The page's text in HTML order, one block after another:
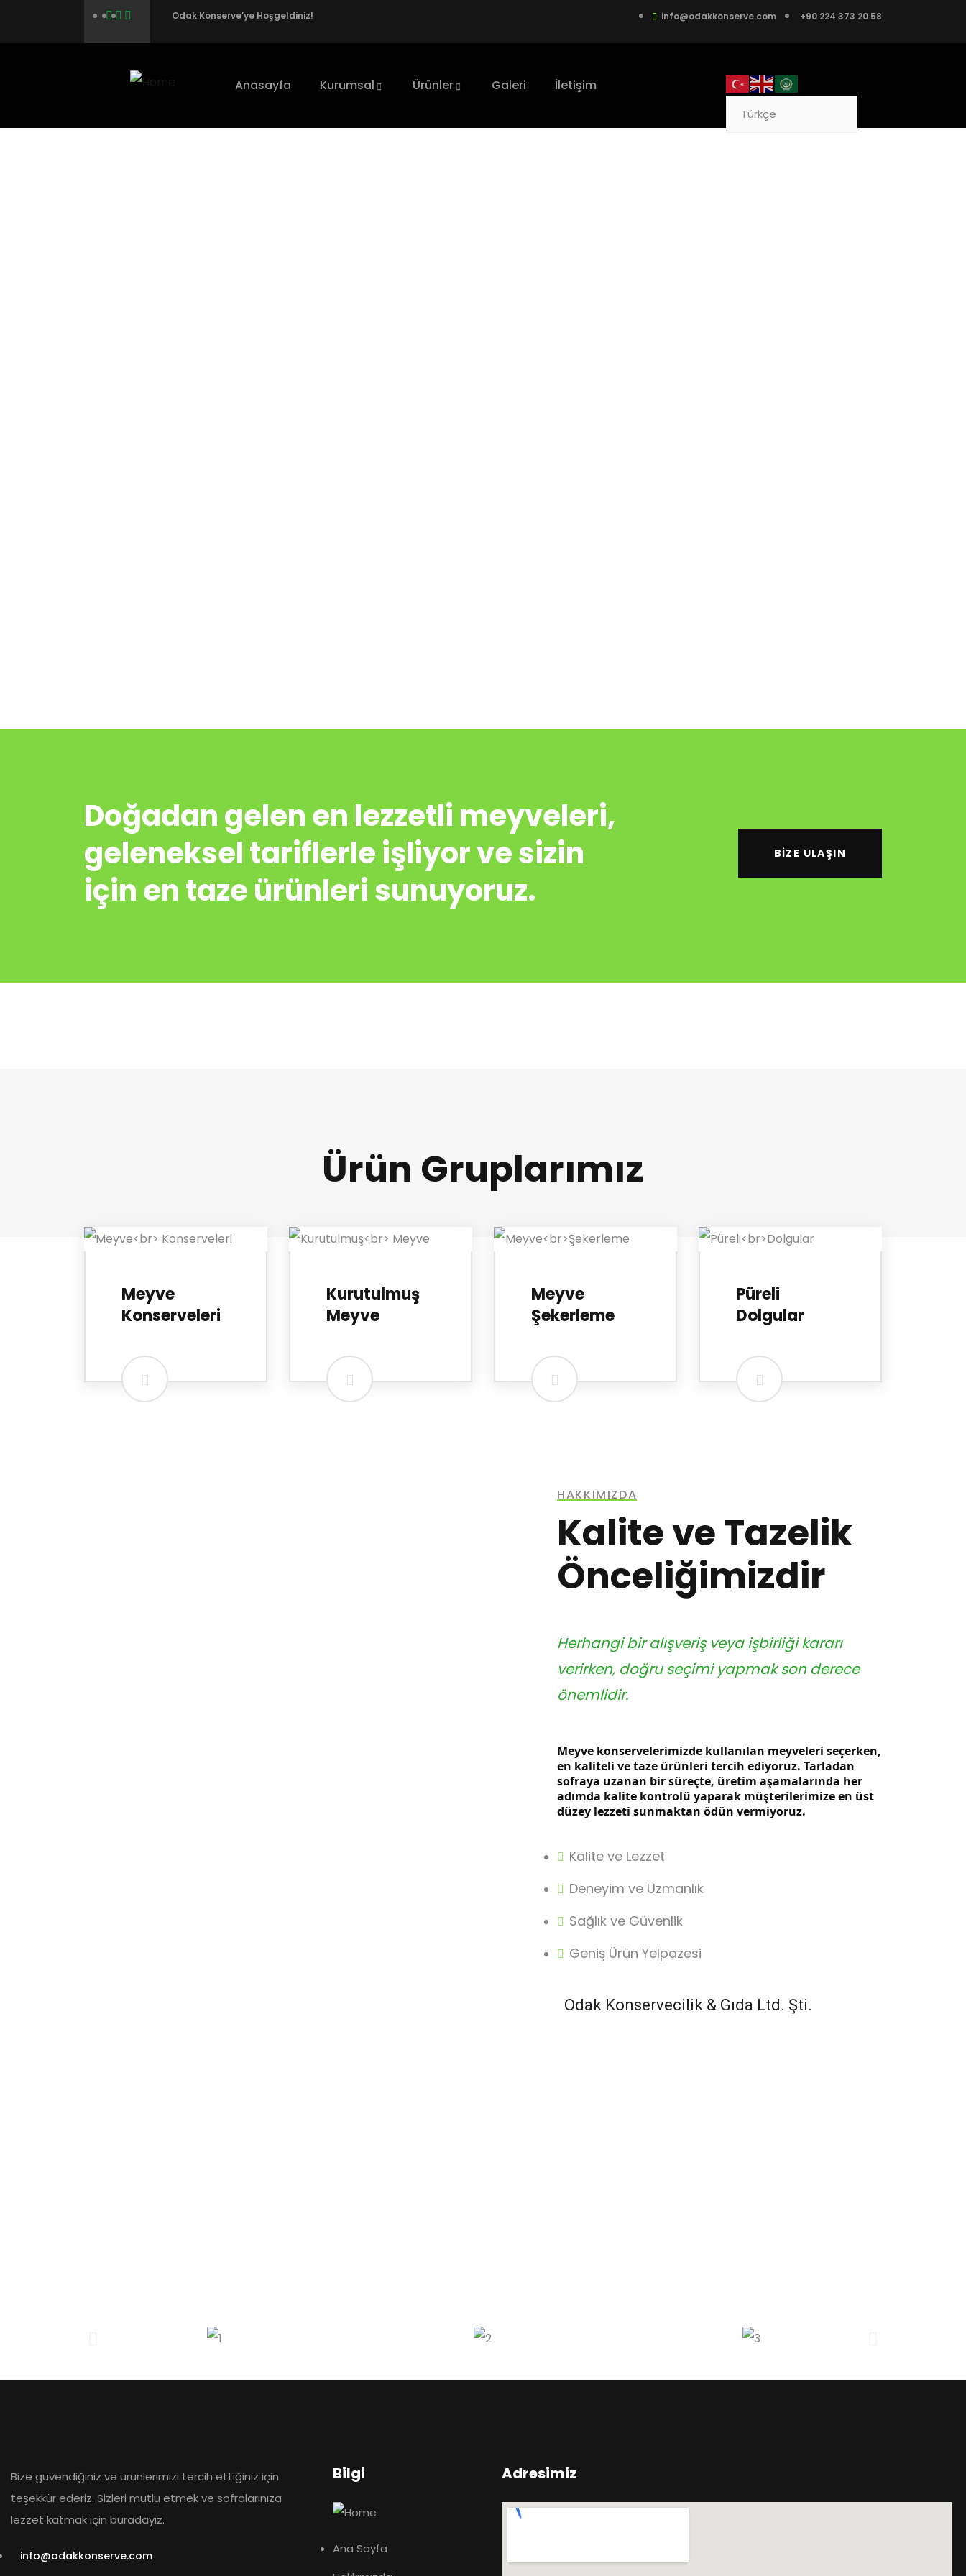
Odak Konserve’ye Hoşgeldiniz! info@odakkonserve.com +90 224 373 20 58
Anasayfa Kurumsal Ürünler Galeri İletişim
Doğadan gelen en lezzetli meyveleri,
geleneksel tariflerle işliyor ve sizin
için en taze ürünleri sunuyoruz.
BIZE ULAŞIN
Ürün Gruplarımız
Meyve
Konserveleri
Kurutulmuş
Meyve
Meyve
Şekerleme
Püreli
Dolgular
HAKKIMIZDA
Kalite ve Tazelik
Önceliğimizdir
Herhangi bir alışveriş veya işbirliği kararı
verirken, doğru seçimi yapmak son derece
önemlidir.
Meyve konservelerimizde kullanılan meyveleri seçerken,
en kaliteli ve taze ürünleri tercih ediyoruz. Tarladan
sofraya uzanan bir süreçte, üretim aşamalarında her
adımda kalite kontrolü yaparak müşterilerimize en üst
düzey lezzeti sunmaktan ödün vermiyoruz.
Kalite ve Lezzet
Deneyim ve Uzmanlık
Sağlık ve Güvenlik
Geniş Ürün Yelpazesi
Odak Konservecilik & Gıda Ltd. Şti.
Bize güvendiğiniz ve ürünlerimizi tercih ettiğiniz için
teşekkür ederiz. Sizleri mutlu etmek ve sofralarınıza
lezzet katmak için buradayız.
info@odakkonserve.com
Bilgi
Ana Sayfa
Adresimiz